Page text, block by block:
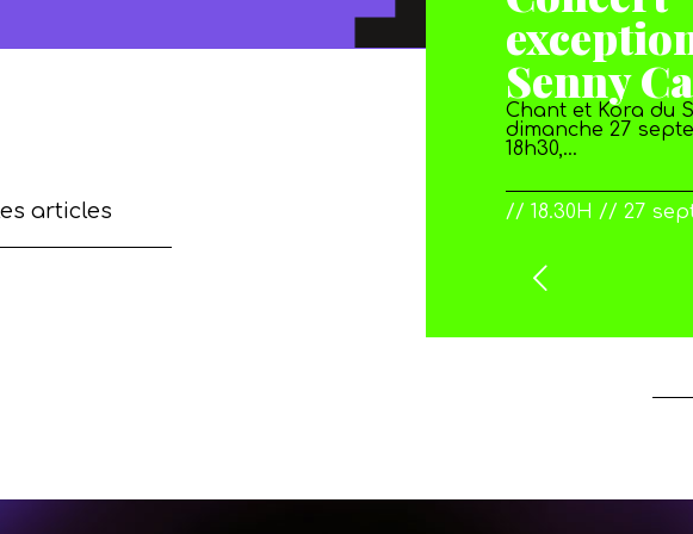
Senny
Chant et Kora du
dimanche 27
18h30,…
// 18.30H // 27
Suivant
articles